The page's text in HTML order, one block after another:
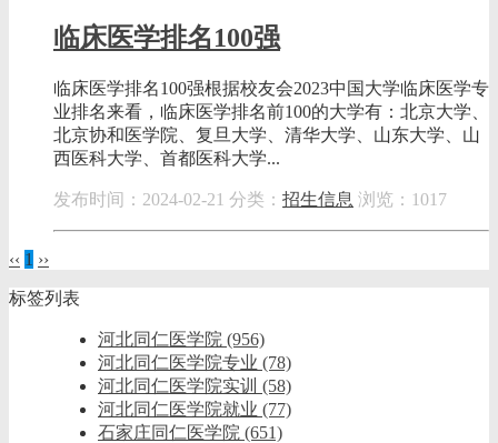
临床医学排名100强
临床医学排名100强根据校友会2023中国大学临床医学专
业排名来看，临床医学排名前100的大学有：北京大学、
北京协和医学院、复旦大学、清华大学、山东大学、山
西医科大学、首都医科大学...
发布时间：2024-02-21 分类： 招生信息 浏览：1017
‹‹ 1 ››
标签列表
河北同仁医学院 (956)
河北同仁医学院专业 (78)
河北同仁医学院实训 (58)
河北同仁医学院就业 (77)
石家庄同仁医学院 (651)